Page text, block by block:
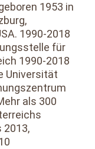
1953 in
1990-2018
für
1990-2018
Universität
als 300